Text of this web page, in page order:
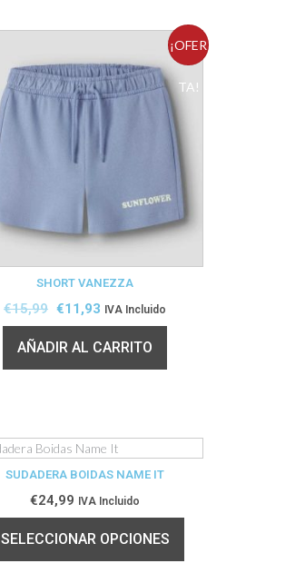
¡OFER
TA!
SHORT VANEZZA
€15,99 €11,93 IVA Incluido
AÑADIR AL CARRITO
SUDADERA BOIDAS NAME IT
€24,99 IVA Incluido
SELECCIONAR OPCIONES